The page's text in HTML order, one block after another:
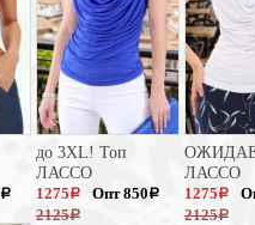
a
до 3XL! Топ
ЛАССО
1275 a
2125a
Опт 850 a
ЛАССО
1275 a
2125a